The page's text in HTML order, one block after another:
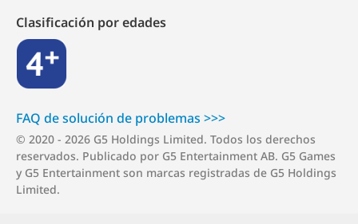
Clasificación por edades
4+
FAQ de solución de p⁠r⁠o⁠b⁠l⁠e⁠m⁠a⁠s >⁠>⁠>
© 2020 - 2026 G5 Holdings Limited. Todos los derechos
reservados. Publicado por G5 Entertainment AB. G5 Games
y G5 Entertainment son marcas registradas de G5 Holdings
Limited.